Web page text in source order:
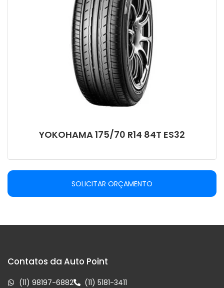
YOKOHAMA 175/70 R14 84T ES32
SOLICITAR ORÇAMENTO
Contatos da Auto Point
(11) 98197-6882 (11) 5181-3411